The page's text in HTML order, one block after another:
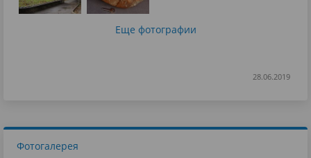
Еще фотографии
28.06.2019
Фотогалерея